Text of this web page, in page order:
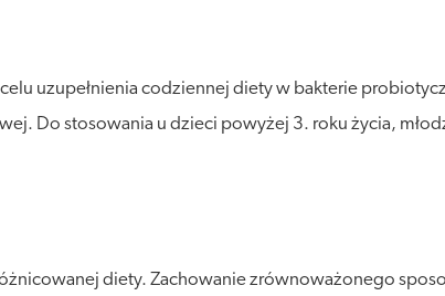
uzupełnienia codziennej diety w bakterie
Do stosowania u dzieci powyżej 3. roku życia,
diety. Zachowanie zrównoważonego